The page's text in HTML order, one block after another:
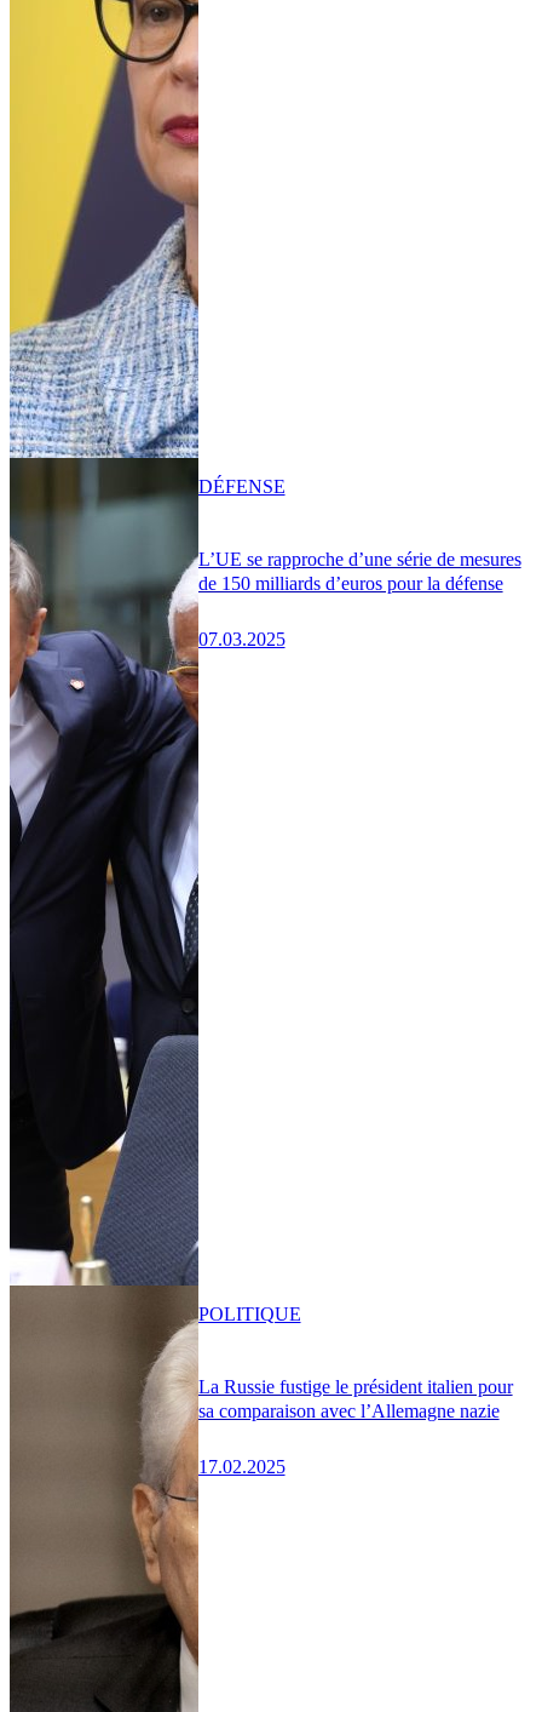
L’UE se rapproche d’une série de mesures
de 150 milliards d’euros pour la défense
07.03.2025
DÉFENSE
La Russie fustige le président italien pour
sa comparaison avec l’Allemagne nazie
17.02.2025
POLITIQUE